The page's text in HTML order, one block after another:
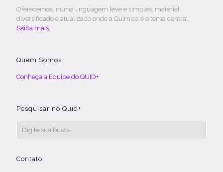
Oferecemos, numa linguagem leve e simples, material
diversificado e atualizado onde a Química é o tema central.
Saiba mais.
Quem Somos
Conheça a Equipe do QUID+
Pesquisar no Quid+
Contato